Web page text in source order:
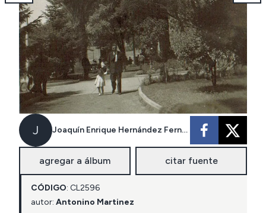
J Joaquín Enrique Hernández Fernández
agregar a álbum citar fuente
CÓDIGO: CL2596
autor: Antonino Martinez